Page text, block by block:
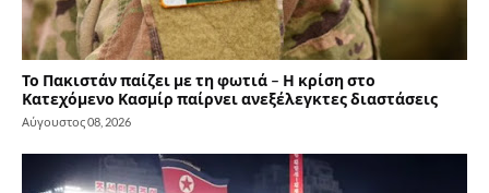
Το Πακιστάν παίζει με τη φωτιά – Η κρίση στο
Κατεχόμενο Κασμίρ παίρνει ανεξέλεγκτες διαστάσεις
Αύγουστος 08, 2026